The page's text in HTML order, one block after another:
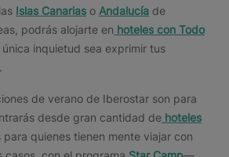
las Islas Canarias o Andalucía de
podrás alojarte en hoteles con Todo
única inquietud sea exprimir tus
de verano de Iberostar son para
desde gran cantidad de hoteles
para quienes tienen mente viajar con